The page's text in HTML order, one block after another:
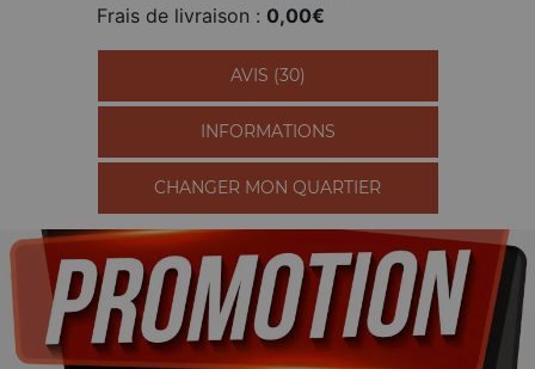
Frais de livraison : 0,00€
AVIS (30)
INFORMATIONS
CHANGER MON QUARTIER